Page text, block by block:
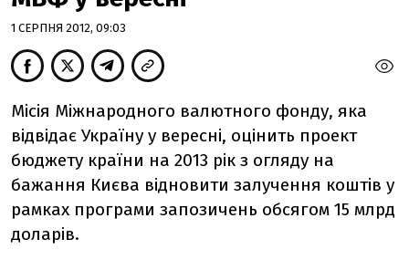
1 СЕРПНЯ 2012, 09:03
Місія Міжнародного валютного фонду, яка
відвідає Україну у вересні, оцінить проект
бюджету країни на 2013 рік з огляду на
бажання Києва відновити залучення коштів у
рамках програми запозичень обсягом 15 млрд
доларів.